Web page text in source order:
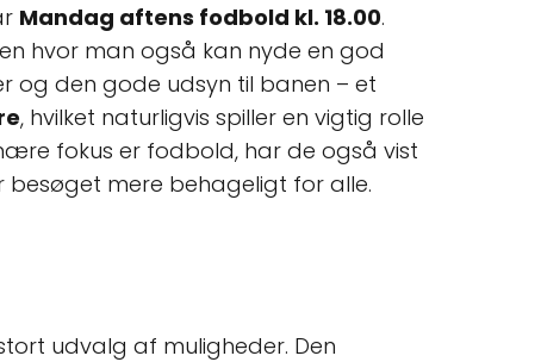
Mandag aftens fodbold kl. 18.00.
hvor man også kan nyde en god
og den gode udsyn til banen – et
, hvilket naturligvis spiller en vigtig rolle
fokus er fodbold, har de også vist
besøget mere behageligt for alle.
udvalg af muligheder. Den